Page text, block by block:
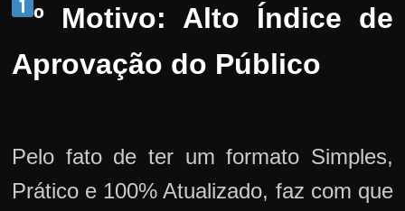
º Motivo: Alto Índice de
Aprovação do Público
Pelo fato de ter um formato Simples,
Prático e 100% Atualizado, faz com que